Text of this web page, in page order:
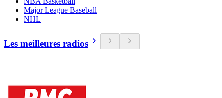
Major League Baseball
NHL
Les meilleures radios